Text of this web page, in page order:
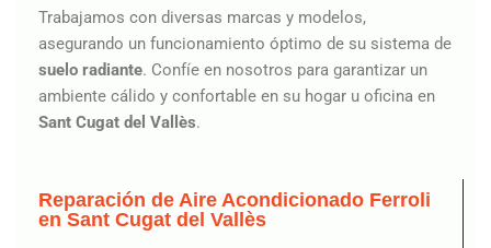
Trabajamos con diversas marcas y modelos,
asegurando un funcionamiento óptimo de su sistema de
suelo radiante. Confíe en nosotros para garantizar un
ambiente cálido y confortable en su hogar u oficina en
Sant Cugat del Vallès.
Reparación de Aire Acondicionado Ferroli
en Sant Cugat del Vallès